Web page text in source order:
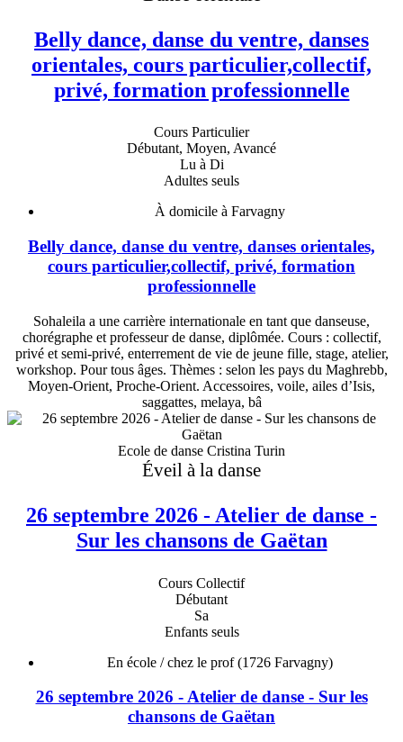
Belly dance, danse du ventre, danses
orientales, cours particulier,collectif,
privé, formation professionnelle
Cours Particulier
Débutant, Moyen, Avancé
Lu à Di
Adultes seuls
À domicile à Farvagny
Belly dance, danse du ventre, danses orientales,
cours particulier,collectif, privé, formation
professionnelle
Sohaleila a une carrière internationale en tant que danseuse,
chorégraphe et professeur de danse, diplômée. Cours : collectif,
privé et semi-privé, enterrement de vie de jeune fille, stage, atelier,
workshop. Pour tous âges. Thèmes : selon les pays du Maghrebb,
Moyen-Orient, Proche-Orient. Accessoires, voile, ailes d’Isis,
saggattes, melaya, bâ
Ecole de danse Cristina Turin
Éveil à la danse
26 septembre 2026 - Atelier de danse -
Sur les chansons de Gaëtan
Cours Collectif
Débutant
Sa
Enfants seuls
En école / chez le prof(1726 Farvagny)
26 septembre 2026 - Atelier de danse - Sur les
chansons de Gaëtan